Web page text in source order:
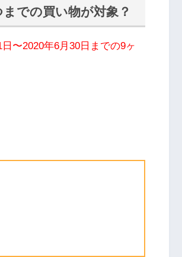
での買い物が対象？
〜2020年6月30日までの9ヶ